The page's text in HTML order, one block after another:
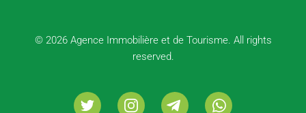
© 2026 Agence Immobilière et de Tourisme. All rights
reserved.